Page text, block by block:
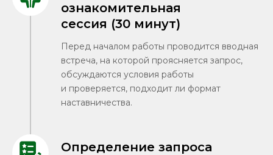
ознакомительная
сессия (30 минут)
Перед началом работы проводится вводная
встреча, на которой проясняется запрос,
обсуждаются условия работы
и проверяется, подходит ли формат
наставничества.
Определение запроса